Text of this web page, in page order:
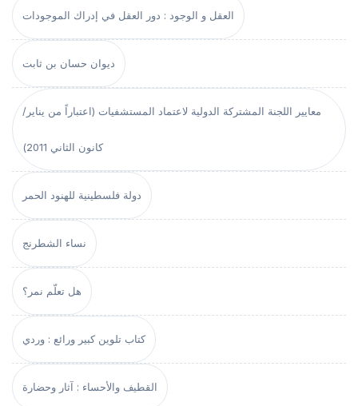
العقل و الوجود : دور العقل في إدراك الموجودات
ديوان حسان بن ثابت
معايير اللجنة المشتركة الدولية لاعتماد المستشفيات (اعتباراً من يناير/
كانون الثاني 2011)
دولة فلسطينية للهنود الحمر
نساء الشطرنج
هل تعلّم نمر؟
كتاب تلوين كبير ورائع : وردي
القطيف والأحساء : آثار وحضارة